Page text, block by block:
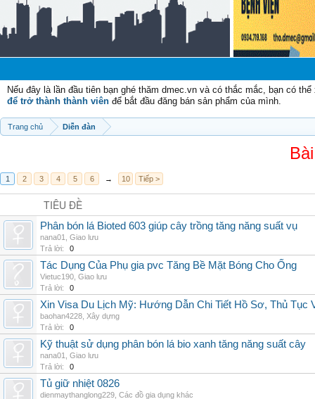
Nếu đây là lần đầu tiên bạn ghé thăm dmec.vn và có thắc mắc, bạn có
để trở thành thành viên để bắt đầu đăng bán sản phẩm của mình.
Trang chủ Diễn đàn
1 2 3 4 5 6 → 10 Tiếp >
TIÊU ĐỀ
Phân bón lá Bioted 603 giúp cây trồng tăng năng suất vụ
nana01
Giao lưu
Trả lời:
0
Tác Dụng Của Phụ gia pvc Tăng Bề Mặt Bóng Cho Ống
Vietuc190 Giao lưu
Trả lời:
0
Xin Visa Du Lịch Mỹ: Hướng Dẫn Chi Tiết Hồ Sơ, Thủ Tục
baohan4228 Xây dựng
Trả lời:
0
Kỹ thuật sử dụng phân bón lá bio xanh tăng năng suất cây
nana01
Giao lưu
Trả lời:
0
Tủ giữ nhiệt 0826
dienmaythanglong229 Các đồ gia dụng khác